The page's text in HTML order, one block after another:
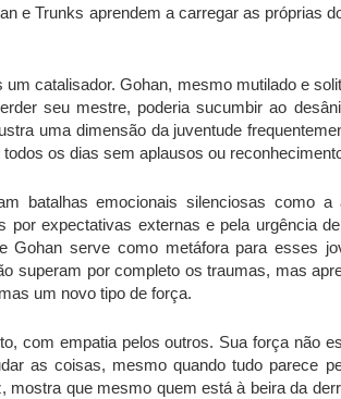
e Trunks aprendem a carregar as próprias
catalisador. Gohan, mesmo mutilado e
seu mestre, poderia sucumbir ao
uma dimensão da juventude
os dias sem aplausos ou
batalhas emocionais silenciosas como a
por expectativas externas e pela urgência
Gohan serve como metáfora para esses
superam por completo os traumas, mas
um novo tipo de força.
com empatia pelos outros. Sua força não
as coisas, mesmo quando tudo parece
mostra que mesmo quem está à beira da